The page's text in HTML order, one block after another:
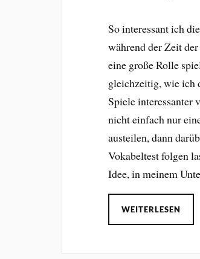
So interessant ich
während der Zeit
eine große Rolle
gleichzeitig, wie ich
Spiele interessanter
nicht einfach nur
austeilen, dann
Vokabeltest folgen
Idee, in meinem
WEITERLESEN